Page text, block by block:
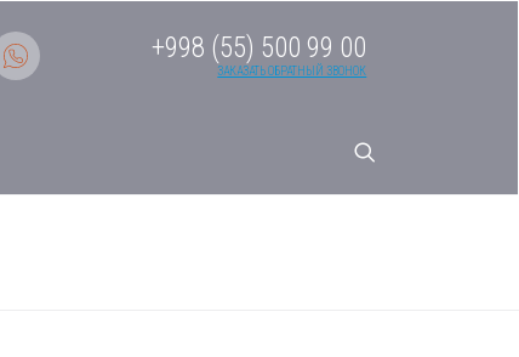
+998 (55) 500 99 00
ЗАКАЗАТЬ ОБРАТНЫЙ ЗВОНОК